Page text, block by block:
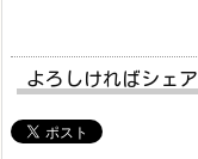
よろしければシェ